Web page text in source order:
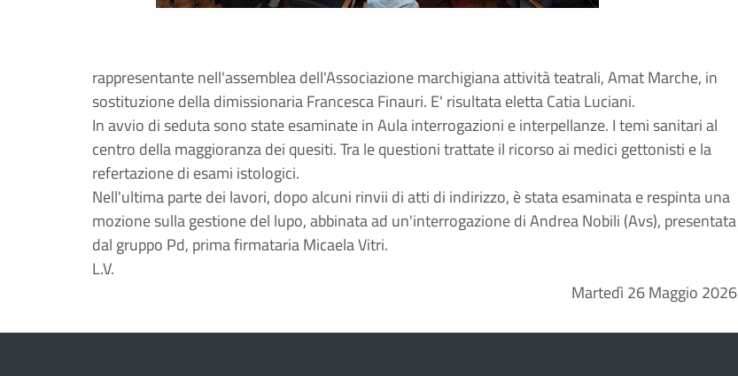
rappresentante nell'assemblea dell'Associazione marchigiana attività teatrali, Amat Marche, in
sostituzione della dimissionaria Francesca Finauri. E' risultata eletta Catia Luciani.
In avvio di seduta sono state esaminate in Aula interrogazioni e interpellanze. I temi sanitari al
centro della maggioranza dei quesiti. Tra le questioni trattate il ricorso ai medici gettonisti e la
refertazione di esami istologici.
Nell'ultima parte dei lavori, dopo alcuni rinvii di atti di indirizzo, è stata esaminata e respinta una
mozione sulla gestione del lupo, abbinata ad un'interrogazione di Andrea Nobili (Avs), presentata
dal gruppo Pd, prima firmataria Micaela Vitri.
L.V.
Martedì 26 Maggio 2026